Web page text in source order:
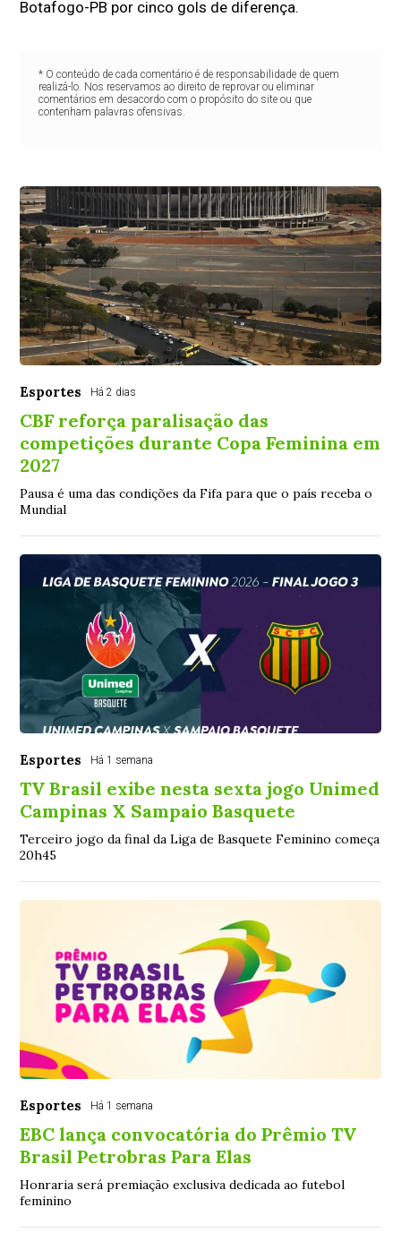
Botafogo-PB por cinco gols de diferença.
* O conteúdo de cada comentário é de responsabilidade de quem
realizá-lo. Nos reservamos ao direito de reprovar ou eliminar
comentários em desacordo com o propósito do site ou que
contenham palavras ofensivas.
Esportes Há 2 dias
CBF reforça paralisação das
competições durante Copa Feminina em
2027
Pausa é uma das condições da Fifa para que o país receba o
Mundial
Esportes Há 1 semana
TV Brasil exibe nesta sexta jogo Unimed
Campinas X Sampaio Basquete
Terceiro jogo da final da Liga de Basquete Feminino começa
20h45
Esportes Há 1 semana
EBC lança convocatória do Prêmio TV
Brasil Petrobras Para Elas
Honraria será premiação exclusiva dedicada ao futebol
feminino